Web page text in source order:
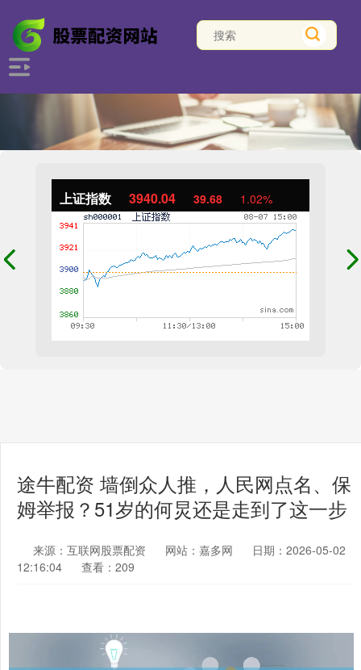
上证指数 3940.04 39.68 1.02%
途牛配资 墙倒众人推，人民网点名、保
姆举报？51岁的何炅还是走到了这一步
来源：互联网股票配资 网站：嘉多网
日期：2026-05-02
12:16:04
查看：209